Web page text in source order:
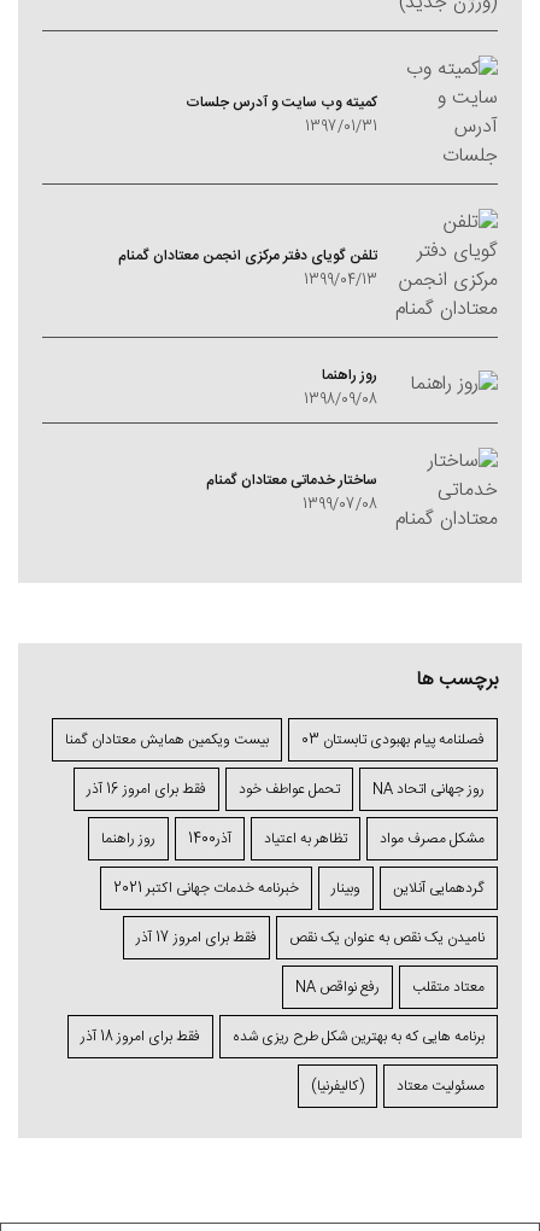
کمیته وب سایت و آدرس جلسات
1397/01/31
تلفن گویای دفتر مرکزی انجمن معتادان گمنام
1399/04/13
روز راهنما
1398/09/08
ساختار خدماتی معتادان گمنام
1399/07/08
برچسب ها
فصلنامه پیام بهبودی تابستان 03 بیست ویکمین همایش معتادان گمنا
روز جهانی اتحاد NA تحمل عواطف خود فقط برای امروز 16 آذر
مشکل مصرف مواد تظاهر به اعتیاد آذر1400 روز راهنما
گردهمایی آنلاین وبینار خبرنامه خدمات جهانی اکتبر 2021
نامیدن یک نقص به عنوان یک نقص فقط برای امروز 17 آذر
معتاد متقلب رفع نواقص NA
برنامه ⁯هایی که به بهترین شکل طرح ⁯ریزی ⁯شده فقط برای امروز 18 آذر
مسئولیت معتاد (کالیفرنیا)